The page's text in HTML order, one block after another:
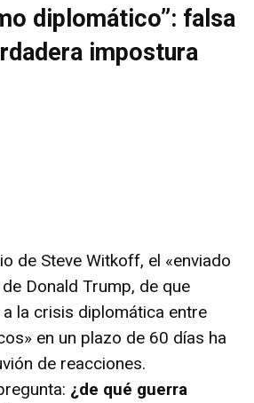
diplomático”: falsa
impostura
de Steve Witkoff, el «enviado
Donald Trump, de que
la crisis diplomática entre
en un plazo de 60 días ha
de reacciones.
¿de qué guerra